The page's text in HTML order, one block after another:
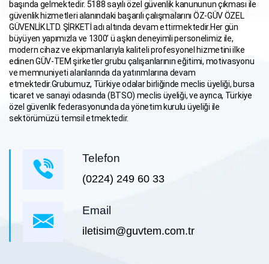
başında gelmektedir. 5188 sayılı özel güvenlik kanununun çıkması ile
güvenlik hizmetleri alanındaki başarılı çalışmalarını ÖZ-GÜV ÖZEL
GÜVENLİK LTD. ŞİRKETİ adı altında devam ettirmektedir.Her gün
büyüyen yapımızla ve 1300’ ü aşkın deneyimli personelimiz ile,
modern cihaz ve ekipmanlarıyla kaliteli profesyonel hizmetini ilke
edinen GÜV-TEM şirketler grubu çalışanlarının eğitimi, motivasyonu
ve memnuniyeti alanlarında da yatırımlarına devam
etmektedir.Grubumuz, Türkiye odalar birliğinde meclis üyeliği, bursa
ticaret ve sanayi odasında (BTSO) meclis üyeliği, ve ayrıca, Türkiye
özel güvenlik federasyonunda da yönetim kurulu üyeliği ile
sektörümüzü temsil etmektedir.
Telefon
(0224) 249 60 33
Email
iletisim@guvtem.com.tr